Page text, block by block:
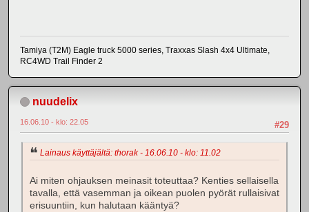
Tamiya (T2M) Eagle truck 5000 series, Traxxas Slash 4x4 Ultimate,
RC4WD Trail Finder 2
nuudelix
#29
16.06.10 - klo: 22.05
Lainaus käyttäjältä: thorak - 16.06.10 - klo: 11.02
Ai miten ohjauksen meinasit toteuttaa? Kenties sellaisella
tavalla, että vasemman ja oikean puolen pyörät rullaisivat
erisuuntiin, kun halutaan kääntyä?